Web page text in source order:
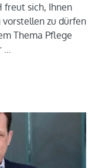
freut sich, Ihnen
zu dürfen
Thema Pflege